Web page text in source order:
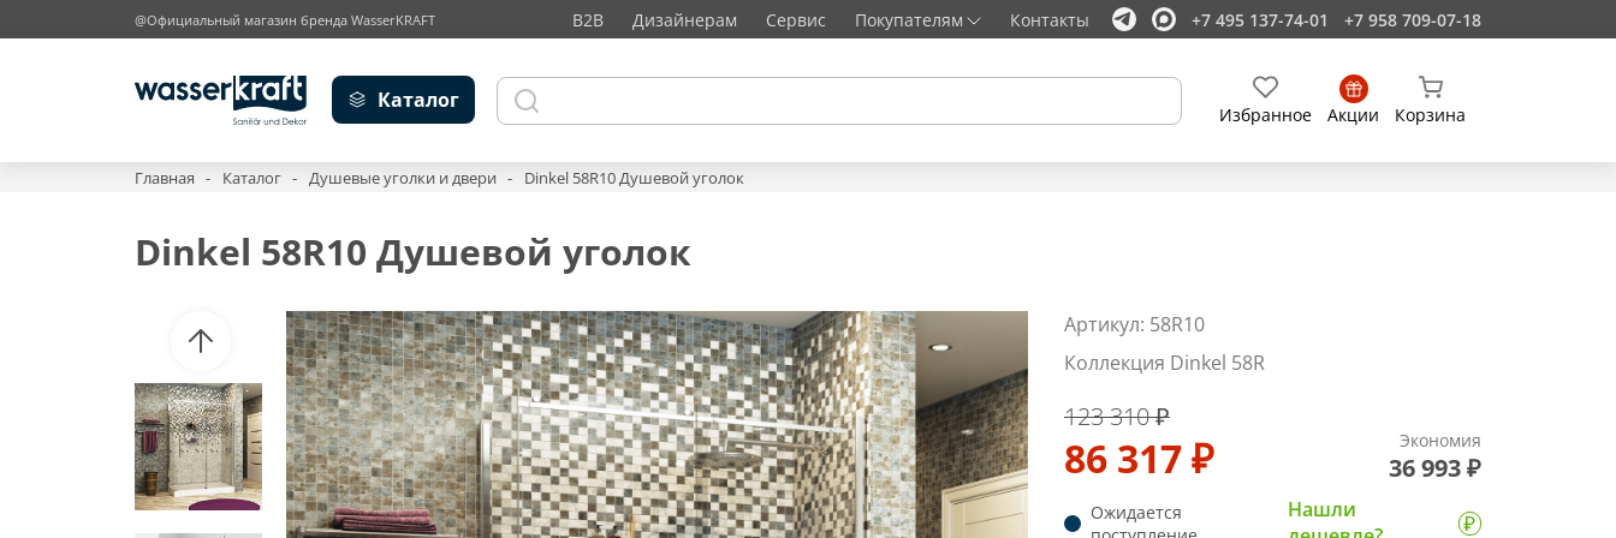
@Официальный магазин бренда WasserKRAFT B2B Дизайнерам Сервис Покупателям Контакты +7 495 137-74-01 +7 958 709-07-18
Каталог
Избранное Акции Корзина
Главная Каталог Душевые уголки и двери Dinkel 58R10 Душевой уголок
Dinkel 58R10 Душевой уголок
Артикул: 58R10
Коллекция Dinkel 58R
123 310 ₽
86 317 ₽ Экономия
36 993 ₽
Ожидается
Нашли